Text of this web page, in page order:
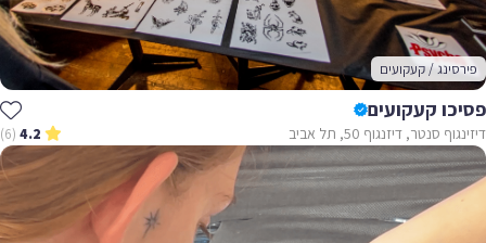
פירסינג / קעקועים
פסיכו קעקועים
דיזינגוף סנטר, דיזנגוף 50, תל אביב 4.2
(6)